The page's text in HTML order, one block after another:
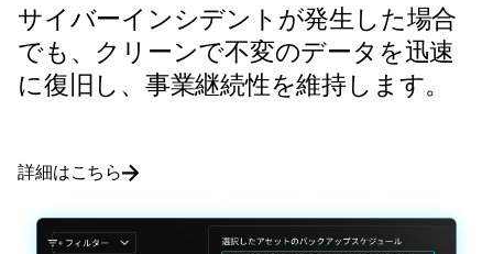
サイバーインシデントが発生した場合
でも、クリーンで不変のデータを迅速
に復旧し、事業継続性を維持します。
詳細はこちら